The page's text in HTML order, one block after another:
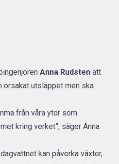
Anna Rudsten att
orsakat utsläppet men ska
från våra ytor som
kring verket”, säger Anna
kan påverka växter,